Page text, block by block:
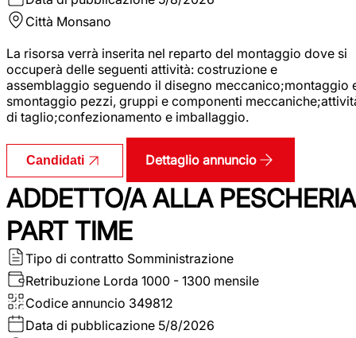
Città Monsano
La risorsa verrà inserita nel reparto del montaggio dove si
occuperà delle seguenti attività: costruzione e
assemblaggio seguendo il disegno meccanico;montaggio
smontaggio pezzi, gruppi e componenti
di taglio;confezionamento e imballaggio.
Candidati Dettaglio annuncio
ADDETTO/A ALLA PESCHERIA
PART TIME
Tipo di contratto Somministrazione
Retribuzione Lorda 1000 - 1300 mensile
Codice annuncio 349812
Data di pubblicazione 5/8/2026